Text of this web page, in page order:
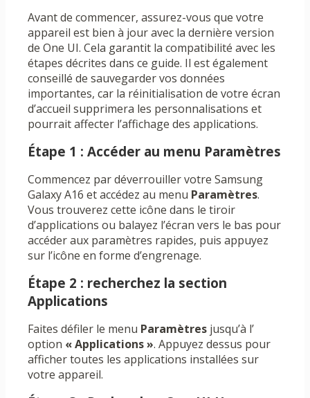
Avant de commencer, assurez-vous que votre
appareil est bien à jour avec la dernière version
de One UI. Cela garantit la compatibilité avec les
étapes décrites dans ce guide. Il est également
conseillé de sauvegarder vos données
importantes, car la réinitialisation de votre écran
d’accueil supprimera les personnalisations et
pourrait affecter l’affichage des applications.
Étape 1 : Accéder au menu Paramètres
Commencez par déverrouiller votre Samsung
Galaxy A16 et accédez au menu Paramètres.
Vous trouverez cette icône dans le tiroir
d’applications ou balayez l’écran vers le bas pour
accéder aux paramètres rapides, puis appuyez
sur l’icône en forme d’engrenage.
Étape 2 : recherchez la section
Applications
Faites défiler le menu Paramètres jusqu’à l’
option « Applications ». Appuyez dessus pour
afficher toutes les applications installées sur
votre appareil.